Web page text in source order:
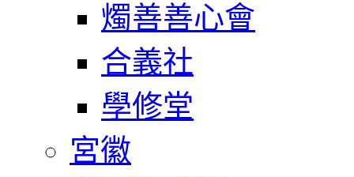
燭善善心會
合義社
學修堂
宮徽